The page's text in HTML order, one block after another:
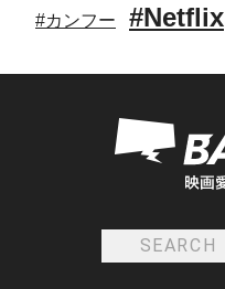
#カンフー #Netflix